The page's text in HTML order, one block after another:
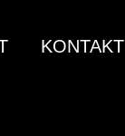
KONTAKT